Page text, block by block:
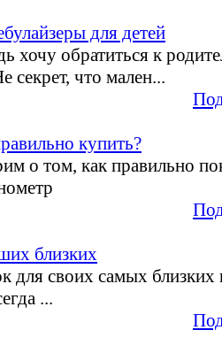
для детей
хочу обратиться к
секрет, что мален...
купить?
о том, как правильно
близких
для своих самых близких
...